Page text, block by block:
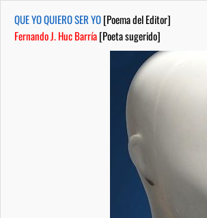
QUE YO QUIERO SER YO[Poema del Editor]
Fernando J. Huc Barría[Poeta sugerido]